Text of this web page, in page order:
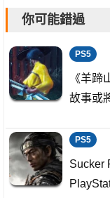
你可能錯過
PS5
《羊
故事或
PS5
Sucker